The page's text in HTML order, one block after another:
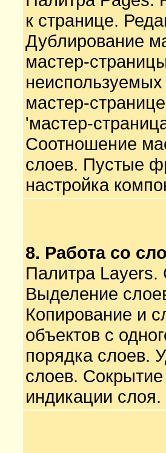
к странице.
Дублирование
мастер-
мастер-
'мастер-
Соотношение
слоев. Пустые
настройка
8. Работа со
Палитра Layers.
Выделение
Копирование и
объектов с
порядка слоев.
слоев.
индикации слоя.